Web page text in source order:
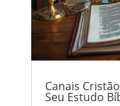
Canais
Seu Estudo